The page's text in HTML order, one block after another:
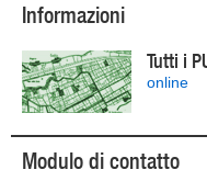
Informazioni
Tutti i
online
Modulo di contatto